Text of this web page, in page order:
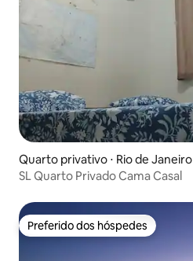
Quarto privativo ⋅ Rio de Janeiro
SL Quarto Privado Cama Casal
Preferido dos hóspedes
Preferido dos hóspedes